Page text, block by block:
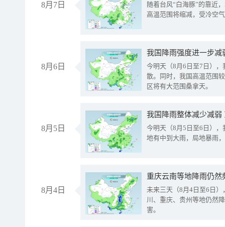
8月7日
随着台风“白海豚”的靠近
高温范围将缩减，受冷空
8月6日
今明天（8月6日至7日）
散。同时，我国高温范围
区将有大范围桑拿天。
8月5日
我国降雨整体减少减弱
今明天（8月5日至6日）
地有中到大雨，局地暴雨
8月4日
重庆云南等地降雨仍然
未来三天（8月4日至6日
川、重庆、贵州等地仍然
害。